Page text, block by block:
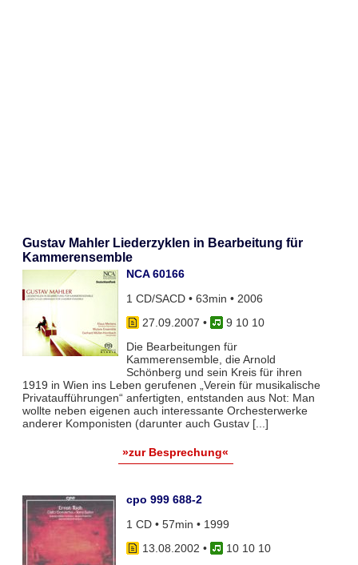
Gustav Mahler Liederzyklen in Bearbeitung für
Kammerensemble
NCA 60166
1 CD/SACD • 63min • 2006
27.09.2007 •
9 10 10
Die Bearbeitungen für
Kammerensemble, die Arnold
Schönberg und sein Kreis für ihren
1919 in Wien ins Leben gerufenen „Verein für musikalische
Privataufführungen“ anfertigten, entstanden aus Not: Man
wollte neben eigenen auch interessante Orchesterwerke
anderer Komponisten (darunter auch Gustav [...]
»zur Besprechung«
cpo 999 688-2
1 CD • 57min • 1999
13.08.2002 •
10 10 10